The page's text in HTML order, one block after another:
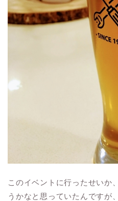
このイベントに行ったせいか
うかなと思っていたんですが